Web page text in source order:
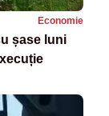
Economie
șase luni